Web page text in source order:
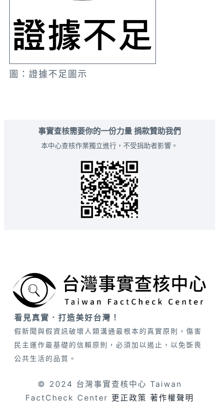
圖：證據不足圖示
事實查核需要你的一份力量 捐款贊助我們
本中心查核作業獨立進行，不受捐助者影響。
看見真實．打造美好台灣！
假新聞與假資訊破壞人類溝通最根本的真實原則，傷害
民主運作最基礎的信賴原則，必須加以遏止，以免斲喪
公共生活的品質。
© 2024 台灣事實查核中心 Taiwan
FactCheck Center 更正政策 著作權聲明